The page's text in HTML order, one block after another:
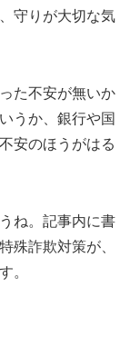
守りが大切な気
た不安が無いか
うか、銀行や国
安のほうがはる
ね。記事内に書
殊詐欺対策が、
。